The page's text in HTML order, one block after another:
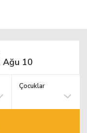
Çocuklar